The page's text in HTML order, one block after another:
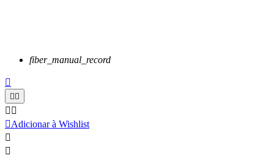
fiber_manual_record

 
 
Adicionar à Wishlist

